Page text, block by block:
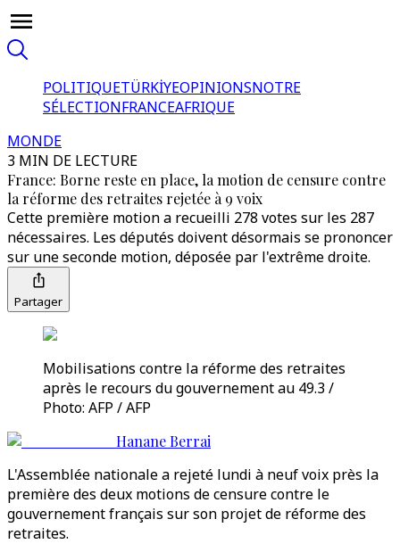
POLITIQUETÜRKİYEOPINIONSNOTRE
SÉLECTIONFRANCEAFRIQUE
MONDE
3 MIN DE LECTURE
France: Borne reste en place, la motion de censure contre
la réforme des retraites rejetée à 9 voix
Cette première motion a recueilli 278 votes sur les 287
nécessaires. Les députés doivent désormais se prononcer
sur une seconde motion, déposée par l'extrême droite.
Partager
Mobilisations contre la réforme des retraites
après le recours du gouvernement au 49.3 /
Photo: AFP / AFP
Hanane Berrai
L'Assemblée nationale a rejeté lundi à neuf voix près la
première des deux motions de censure contre le
gouvernement français sur son projet de réforme des
retraites.